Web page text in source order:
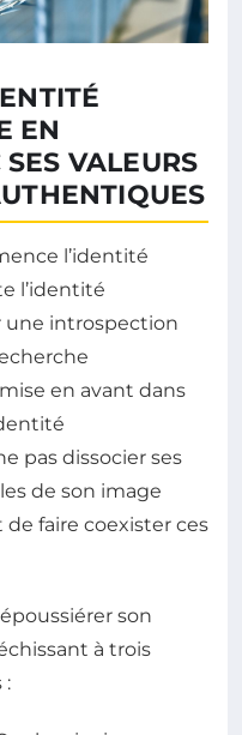
EN
VALEURS
l’identité
l’identité
une introspection
en avant dans
pas dissocier ses
de son image
faire coexister ces
son
à trois
: